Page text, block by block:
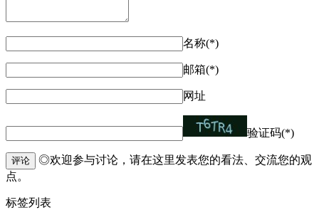
名称(*)
邮箱(*)
网址
验证码(*)
评论
◎欢迎参与讨论，请在这里发表您的看法、交流您的观
点。
标签列表